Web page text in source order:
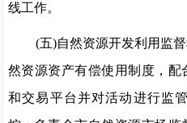
线工作。
(五)自然资源开发利用监督
然资源资产有偿使用制度，配
和交易平台并对活动进行监